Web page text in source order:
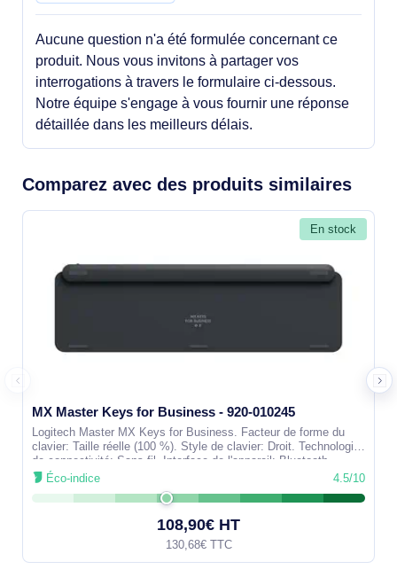
Aucune question n'a été formulée concernant ce
produit. Nous vous invitons à partager vos
interrogations à travers le formulaire ci-dessous.
Notre équipe s'engage à vous fournir une réponse
détaillée dans les meilleurs délais.
Comparez avec des produits similaires
En stock
MX Master Keys for Business - 920-010245
Logitech Master MX Keys for Business. Facteur de forme du
clavier: Taille réelle (100 %). Style de clavier: Droit. Technologie
de connectivité: Sans fil, Interface de l'appareil: Bluetooth,
Éco-indice
4.5/10
108,90€ HT
130,68€ TTC